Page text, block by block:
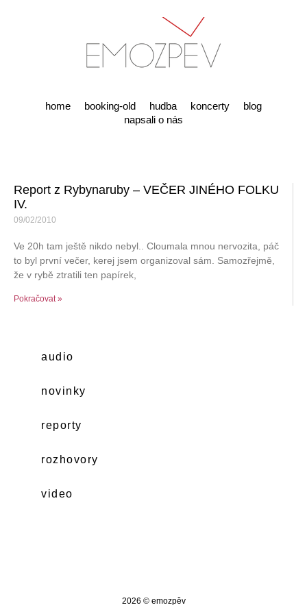
home booking-old hudba koncerty
blog
napsali o nás
Report z Rybynaruby – VEČER JINÉHO FOLKU
IV.
09/02/2010
Ve 20h tam ještě nikdo nebyl.. Cloumala mnou nervozita, páč
to byl první večer, kerej jsem organizoval sám. Samozřejmě,
že v rybě ztratili ten papírek,
Pokračovat »
audio
novinky
reporty
rozhovory
video
2026 © emozpěv